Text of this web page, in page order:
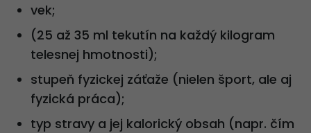
vek;
(25 až 35 ml tekutín na každý kilogram
telesnej hmotnosti);
stupeň fyzickej záťaže (nielen šport, ale aj
fyzická práca);
typ stravy a jej kalorický obsah (napr. čím